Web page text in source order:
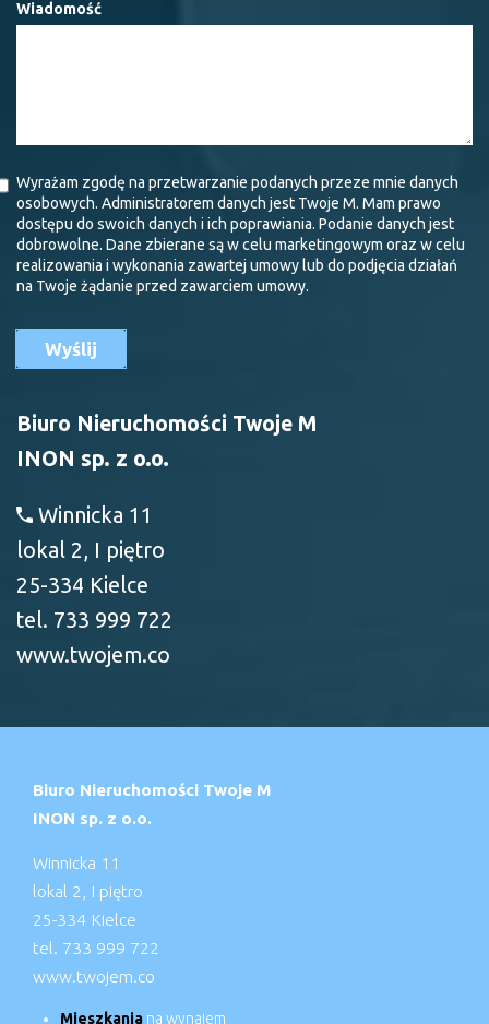
Wiadomość
Wyrażam zgodę na przetwarzanie podanych przeze mnie danych
osobowych. Administratorem danych jest Twoje M. Mam prawo
dostępu do swoich danych i ich poprawiania. Podanie danych jest
dobrowolne. Dane zbierane są w celu marketingowym oraz w celu
realizowania i wykonania zawartej umowy lub do podjęcia działań
na Twoje żądanie przed zawarciem umowy.
Biuro Nieruchomości Twoje M
INON sp. z o.o.
Winnicka 11
lokal 2, I piętro
25-334 Kielce
tel. 733 999 722
www.twojem.co
Biuro Nieruchomości Twoje M
INON sp. z o.o.
Winnicka 11
lokal 2, I piętro
25-334 Kielce
tel. 733 999 722
www.twojem.co
Mieszkania na wynajem